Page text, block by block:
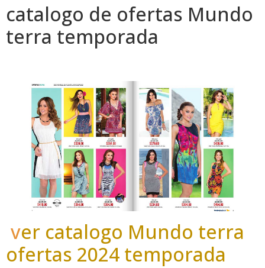
catalogo de ofertas Mundo
terra temporada
ver catalogo Mundo terra
ofertas 2024 temporada